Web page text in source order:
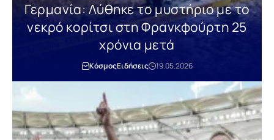
Γερμανία: Λύθηκε το μυστήριο με το
νεκρό κορίτσι στη Φρανκφούρτη 25
χρόνια μετά
ΚόσμοςΕιδήσεις 19.05.2026